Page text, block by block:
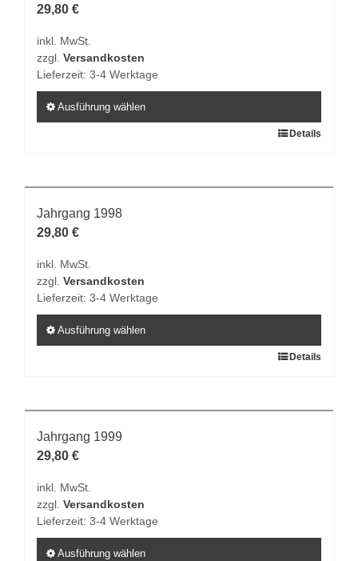
auf.
Optionen
können
der
Produktseite
29,80 €
inkl. MwSt.
zzgl. Versandkosten
Lieferzeit: 3-4 Werktage
Ausführung wählen
mehrere
Varianten
auf.
Optionen
können
der
Produktseite
Details
Jahrgang 1998
29,80 €
inkl. MwSt.
zzgl. Versandkosten
Lieferzeit: 3-4 Werktage
Ausführung wählen
mehrere
Varianten
auf.
Optionen
können
der
Details
Jahrgang 1999
29,80 €
inkl. MwSt.
zzgl. Versandkosten
Lieferzeit: 3-4 Werktage
Ausführung wählen